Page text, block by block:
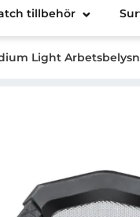
tillbehör
Light
med